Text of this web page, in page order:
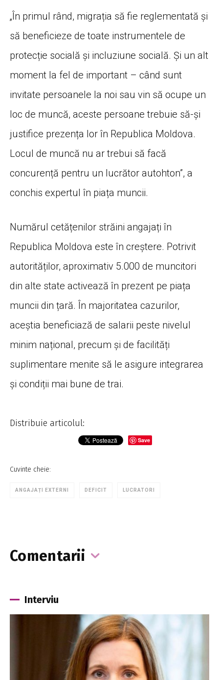
„În primul rând, migrația să fie reglementată și
să beneficieze de toate instrumentele de
protecție socială și incluziune socială. Și un alt
moment la fel de important – când sunt
invitate persoanele la noi sau vin să ocupe un
loc de muncă, aceste persoane trebuie să-și
justifice prezența lor în Republica Moldova.
Locul de muncă nu ar trebui să facă
concurență pentru un lucrător autohton”, a
conchis expertul în piața muncii.
Numărul cetățenilor străini angajați în
Republica Moldova este în creștere. Potrivit
autorităților, aproximativ 5.000 de muncitori
din alte state activează în prezent pe piața
muncii din țară. În majoritatea cazurilor,
aceștia beneficiază de salarii peste nivelul
minim național, precum și de facilități
suplimentare menite să le asigure integrarea
și condiții mai bune de trai.
Distribuie articolul:
Save
Cuvinte cheie:
ANGAJAȚI EXTERNI DEFICIT LUCRATORI
Comentarii
Interviu